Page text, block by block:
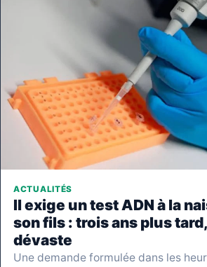
ACTUALITÉS
Il exige un test ADN à la
son fils : trois ans plus
dévaste
Une demande formulée dans les